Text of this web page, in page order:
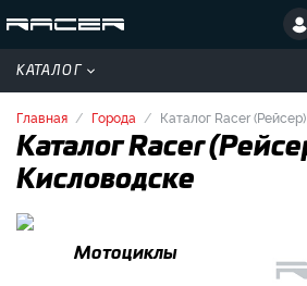
КАТАЛОГ
Главная Города Каталог Racer
Каталог Racer
Кисловодске
Мотоциклы